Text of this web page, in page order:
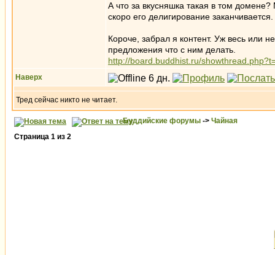
А что за вкусняшка такая в том
скоро его делигирование заканчивается.
Короче, забрал я контент. Уж весь или
предложения что с ним делать.
http://board.buddhist.ru/
Наверх
Тред сейчас никто не читает.
Буддийские форумы -> Чайная
Страница 1 из 2